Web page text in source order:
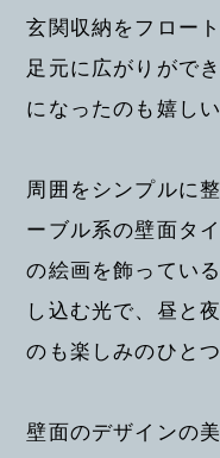
玄関収納をフロー
足元に広がりがで
になったのも嬉しい
周囲をシンプルに
ーブル系の壁面タ
の絵画を飾ってい
し込む光で、昼と
のも楽しみのひとつ
壁面のデザインの